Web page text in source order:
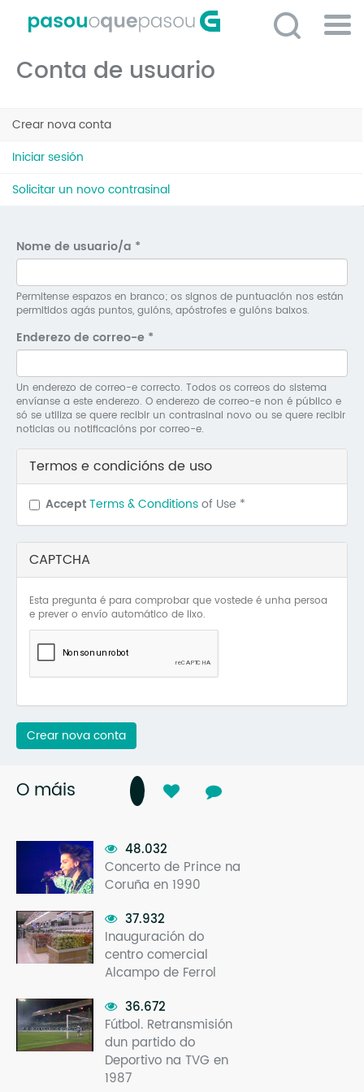
contido
O
O
Conta de usuario
Pestanas
principais
Crear nova conta
Iniciar sesión
Solicitar un novo contrasinal
Nome de usuario/a *
Permitense espazos en branco; os signos de puntuación nos están
permitidos agás puntos, guións, apóstrofes e guións baixos.
Enderezo de correo-e *
Un enderezo de correo-e correcto. Todos os correos do sistema
envíanse a este enderezo. O enderezo de correo-e non é público e
só se utiliza se quere recibir un contrasinal novo ou se quere recibir
noticias ou notificacións por correo-e.
Termos e condicións de uso
AcceptTerms & Conditionsof Use *
CAPTCHA
Esta pregunta é para comprobar que vostede é unha persoa
e prever o envío automático de lixo.
Crear nova conta
O máis
48.032
Concerto de Prince na
Coruña en 1990
37.932
Inauguración do
centro comercial
Alcampo de Ferrol
36.672
Fútbol. Retransmisión
dun partido do
Deportivo na TVG en
1987